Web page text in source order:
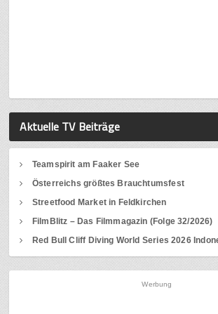
Aktuelle TV Beiträge
Teamspirit am Faaker See
Österreichs größtes Brauchtumsfest
Streetfood Market in Feldkirchen
FilmBlitz – Das Filmmagazin (Folge 32/2026)
Red Bull Cliff Diving World Series 2026
Werbung